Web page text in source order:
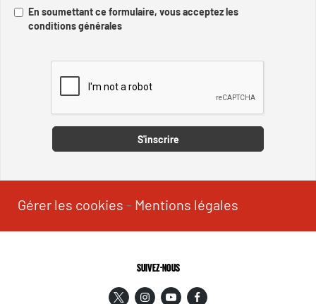
En soumettant ce formulaire, vous acceptez les
conditions générales
S'inscrire
Gérer les cookies - Mentions légales
SUIVEZ-NOUS